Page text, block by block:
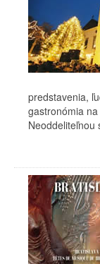
predstavenia,
gastronómia
Neoddeliteľnou